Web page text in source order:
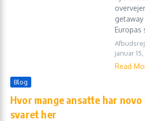
Europas
januar
Read
Blog
Hvor mange ansatte har
svaret her